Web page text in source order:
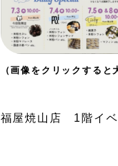
（画像をクリックすると
福屋焼山店 1階イ